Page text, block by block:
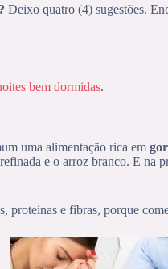
Deixo quatro (4) sugestões.
bem dormidas.
uma alimentação rica em
e o arroz branco. E na
proteínas e fibras, porque